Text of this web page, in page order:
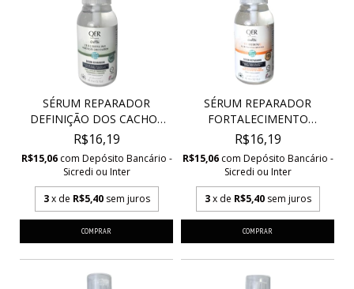
SÉRUM REPARADOR
DEFINIÇÃO DOS CACHOS
VEG...
R$16,19
R$15,06 com Depósito Bancário -
Sicredi ou Inter
3 x de R$5,40 sem juros
SÉRUM REPARADOR
FORTALECIMENTO
VEGANO VI...
R$16,19
R$15,06 com Depósito Bancário -
Sicredi ou Inter
3 x de R$5,40 sem juros